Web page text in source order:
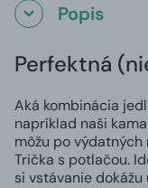
Popis
Perfektná
Aká kombinácia
napríklad naši
môžu po
Trička s potlačou.
si vstávanie dokážu